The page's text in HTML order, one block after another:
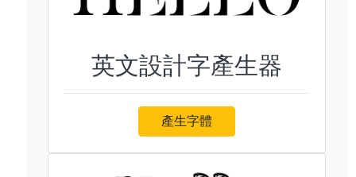
英文設計字產生器
產生字體